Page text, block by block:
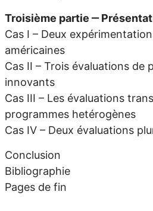
Troisième partie ‒
Cas I – Deux
américaines
Cas II – Trois évaluations de
innovants
Cas III – Les évaluations
programmes hetérogènes
Cas IV – Deux évaluations
Conclusion
Bibliographie
Pages de fin